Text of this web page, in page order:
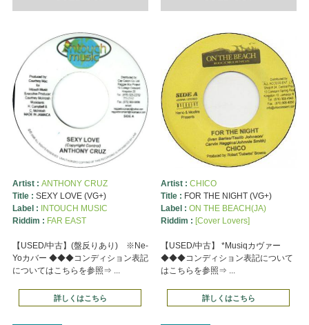
Artist : ANTHONY CRUZ
Title : SEXY LOVE (VG+)
Label : INTOUCH MUSIC
Riddim : FAR EAST
【USED/中古】(盤反りあり) ※Ne-
Yoカバー ◆◆◆コンディション表記
についてはこちらを参照⇒ ...
詳しくはこちら
Artist : CHICO
Title : FOR THE NIGHT (VG+)
Label : ON THE BEACH(JA)
Riddim : [Cover Lovers]
【USED/中古】 *Musiqカヴァー
◆◆◆コンディション表記について
はこちらを参照⇒ ...
詳しくはこちら